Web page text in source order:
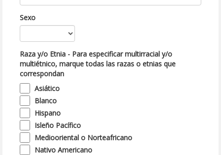
Sexo
Raza y/o Etnia - Para especificar multirracial y/o
multiétnico, marque todas las razas o etnias que
correspondan
Asiático
Blanco
Hispano
Isleño Pacífico
Mediooriental o Norteafricano
Nativo Americano